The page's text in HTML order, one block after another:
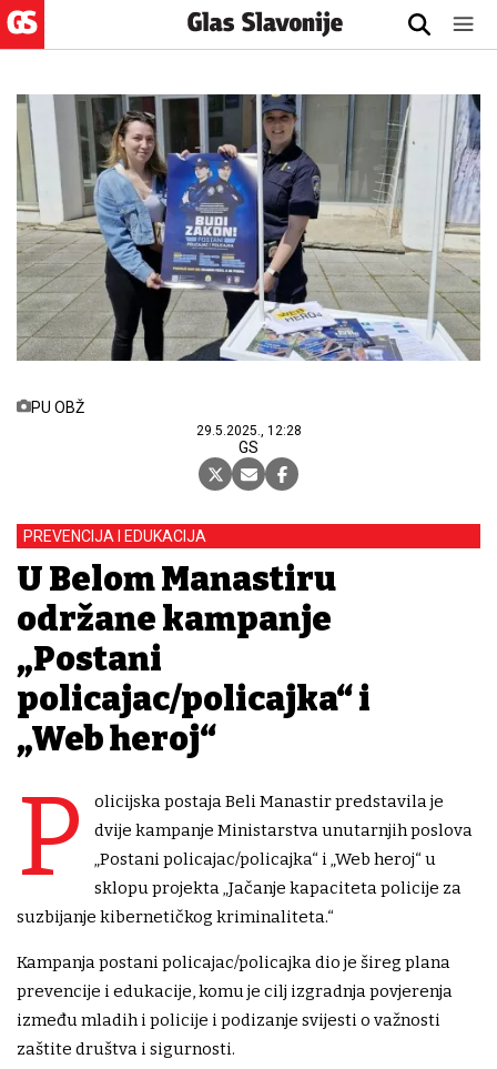
PU OBŽ
29.5.2025., 12:28
GS
PREVENCIJA I EDUKACIJA
U Belom Manastiru
održane kampanje
„Postani
policajac/policajka“ i
„Web heroj“
P
olicijska postaja Beli Manastir predstavila je
dvije kampanje Ministarstva unutarnjih poslova
„Postani policajac/policajka“ i „Web heroj“ u
sklopu projekta „Jačanje kapaciteta policije za
suzbijanje kibernetičkog kriminaliteta.“
Kampanja postani policajac/policajka dio je šireg plana
prevencije i edukacije, komu je cilj izgradnja povjerenja
između mladih i policije i podizanje svijesti o važnosti
zaštite društva i sigurnosti.